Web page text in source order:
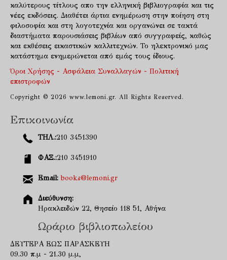
καλύτερους τίτλους απο την ελληνική βιβλιογραφία και τις
νέες εκδόσεις. Διαθέτει άρτια ενημέρωση στην ποίηση στη
φιλοσοφία και στη λογοτεχνία και οργανώνει σε τακτά
διαστήματα παρουσιάσεις βιβλίων από συγγραφείς, καθώς
και εκθέσεις εικαστικών καλλιτεχνών. Το ηλεκτρονικό μας
κατάστημα ενημερώνεται από εμάς τους ίδιους.
Όροι Χρήσης - Ασφάλεια Συναλλαγών - Πολιτική
επιστροφών
Copyright © 2026 www.lemoni.gr. All Rights Reserved.
Επικοινωνία
ΤΗΛ.:210 3451390
ΦΑΞ.:210 3451910
Email: books@lemoni.gr
Διεύθυνση:
Ηρακλειδών 22, Θησείο 118 51, Αθήνα
Ωράριο βιβλιοπωλείου
ΔΕΥΤΕΡΑ ΕΩΣ ΠΑΡΑΣΚΕΥΗ
09.30 π.μ - 21.30 μ.μ,